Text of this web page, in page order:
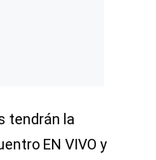
tendrán la
EN VIVO y